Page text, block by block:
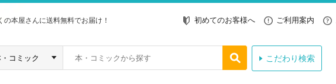
本屋さんに送料無料でお届け！ 初めてのお客様へ ご利用案内
こだわり検索